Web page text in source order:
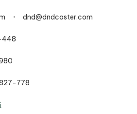
dnd@dndcaster.com
448
778